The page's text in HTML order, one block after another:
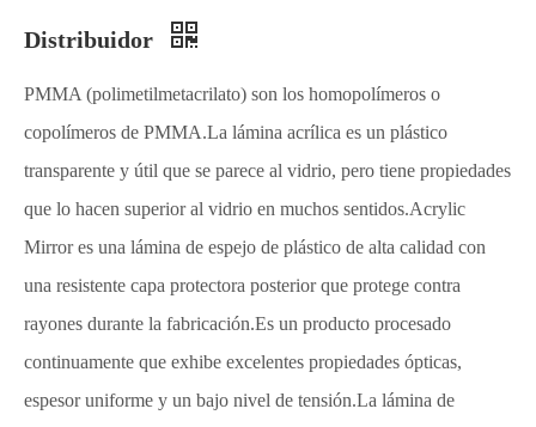
Distribuidor
PMMA (polimetilmetacrilato) son los homopolímeros o
copolímeros de PMMA.La lámina acrílica es un plástico
transparente y útil que se parece al vidrio, pero tiene propiedades
que lo hacen superior al vidrio en muchos sentidos.Acrylic
Mirror es una lámina de espejo de plástico de alta calidad con
una resistente capa protectora posterior que protege contra
rayones durante la fabricación.Es un producto procesado
continuamente que exhibe excelentes propiedades ópticas,
espesor uniforme y un bajo nivel de tensión.La lámina de